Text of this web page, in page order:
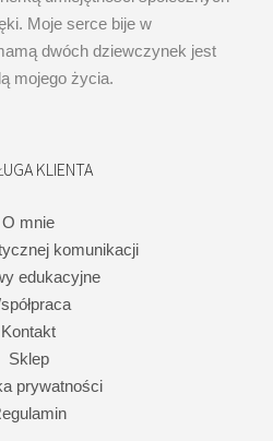
Moje serce bije w
dwóch dziewczynek jest
mojego życia.
KLIENTA
O mnie
komunikacji
edukacyjne
Kontakt
Sklep
prywatności